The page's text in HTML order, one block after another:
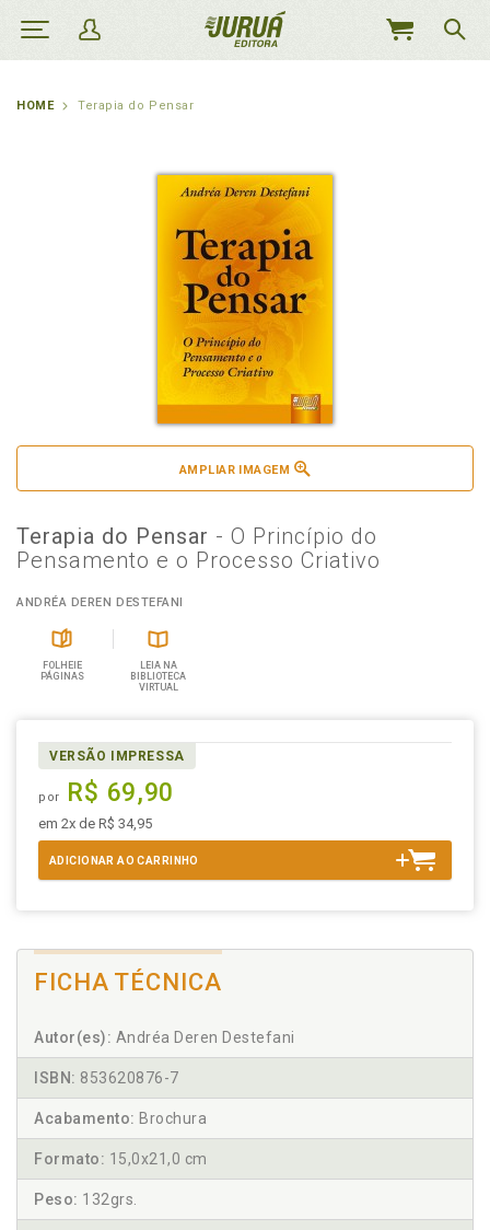
MEU
HOME Terapia do Pensar
AMPLIAR IMAGEM
Terapia do Pensar - O Princípio do
Pensamento e o Processo Criativo
ANDRÉA DEREN DESTEFANI
FOLHEIE
PÁGINAS
LEIA NA
BIBLIOTECA
VIRTUAL
VERSÃO IMPRESSA
por R$ 69,90
em 2x de R$ 34,95
ADICIONAR AO CARRINHO
FICHA TÉCNICA
Autor(es): Andréa Deren Destefani
ISBN: 853620876-7
Acabamento: Brochura
Formato: 15,0x21,0 cm
Peso: 132grs.